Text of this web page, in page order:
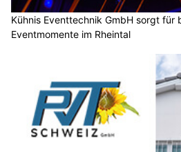
Kühnis Eventtechnik GmbH sorgt für
Eventmomente im Rheintal